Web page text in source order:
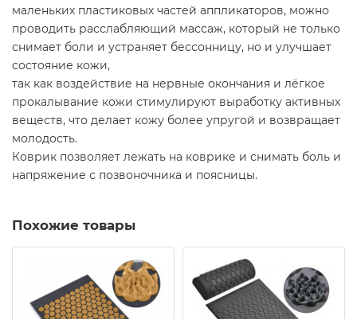
маленьких пластиковых частей аппликаторов, можно
проводить расслабляющий массаж, который не только
снимает боли и устраняет бессонницу, но и улучшает
состояние кожи,
так как воздействие на нервные окончания и лёгкое
прокалывание кожи стимулируют выработку активных
веществ, что делает кожу более упругой и возвращает
молодость.
Коврик позволяет лежать на коврике и снимать боль и
напряжение с позвоночника и поясницы.
Похожие товары